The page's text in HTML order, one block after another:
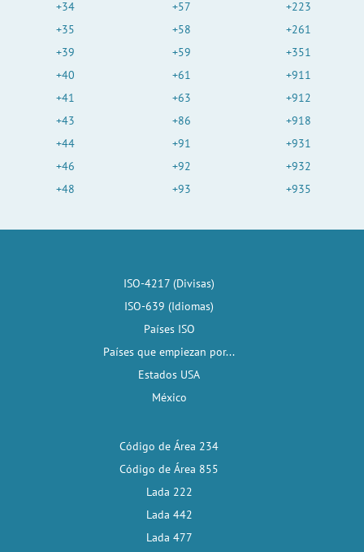
+34
+35
+39
+40
+41
+43
+44
+46
+48
+57
+58
+59
+61
+63
+86
+91
+92
+93
+223
+261
+351
+911
+912
+918
+931
+932
+935
ISO-4217 (Divisas)
ISO-639 (Idiomas)
Países ISO
Países que empiezan por...
Estados USA
México
Código de Área 234
Código de Área 855
Lada 222
Lada 442
Lada 477